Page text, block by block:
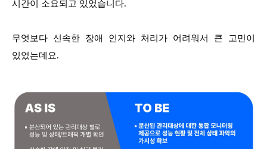
시간이 소요되고 있었습니다.
무엇보다 신속한 장애 인지와 처리가 어려워서 큰 고민이
있었는데요.